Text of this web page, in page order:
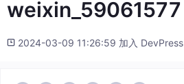
weixin_59061577
2024-03-09 11:26:59 加入 DevPress